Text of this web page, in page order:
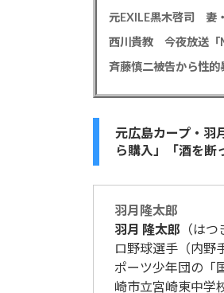
西川貴教 今夜放送「
元広島カープ・羽
ら購入」「酒を断
羽月隆太郎
羽月 隆太郎 （は
ロ野球選手（内野
ポーツ少年団の「
崎市立宮崎東中学